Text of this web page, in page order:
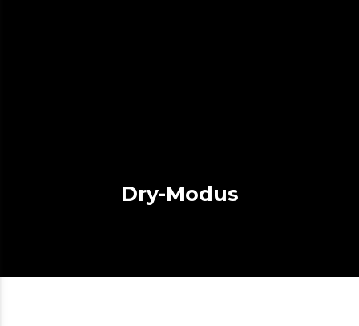
Dry-Modus